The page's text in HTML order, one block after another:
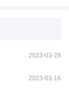
2023-03-28
2023-03-16